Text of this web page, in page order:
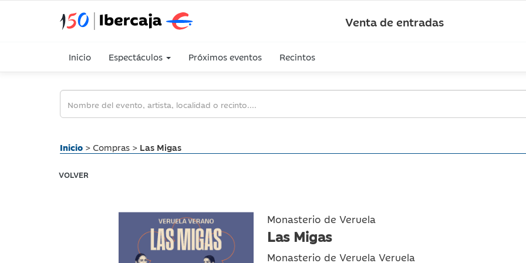
Venta de entradas
Inicio Espectáculos Próximos eventos Recintos
Inicio > Compras > Las Migas
VOLVER